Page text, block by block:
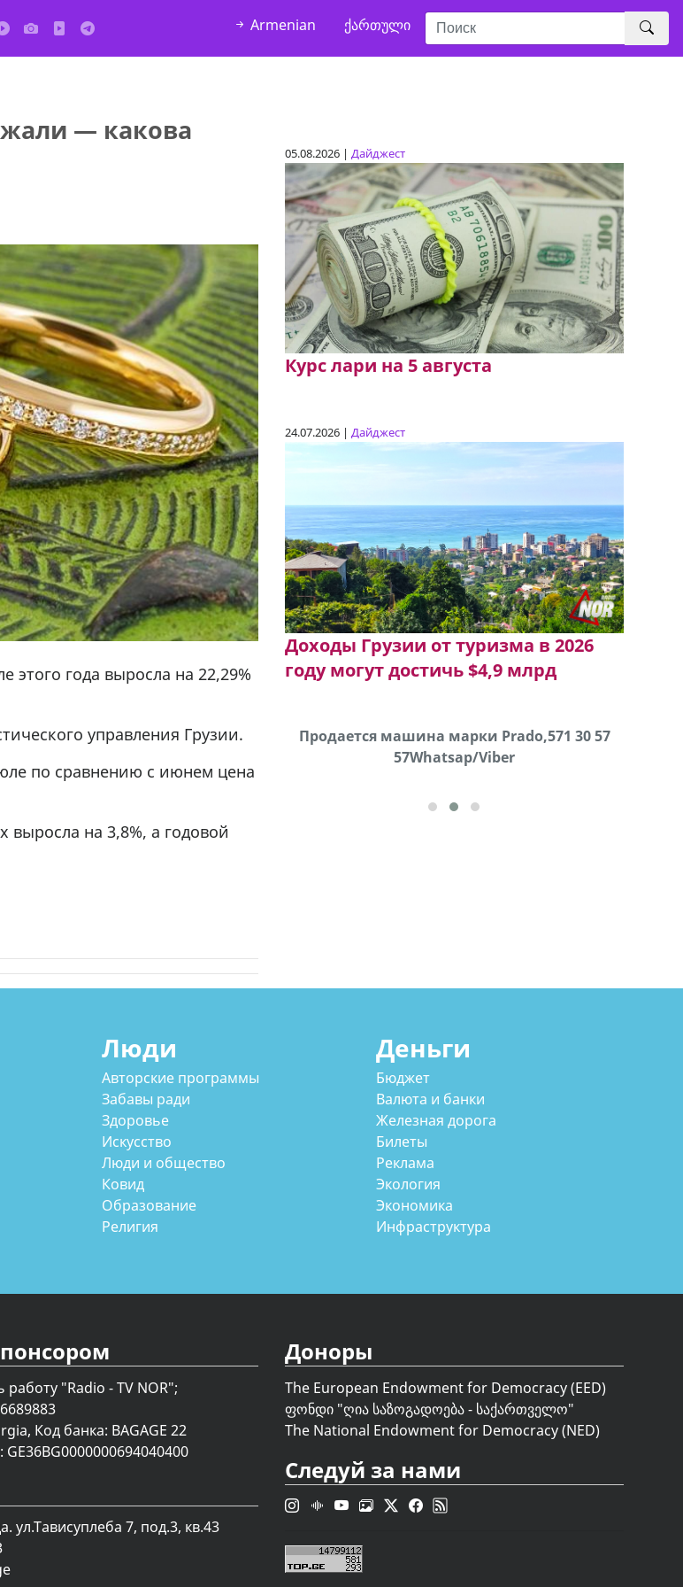
Armenian ქართული
— какова
года выросла на 22,29%
управления Грузии.
по сравнению с июнем цена
на 3,8%, а годовой
05.08.2026 | Дайджест
Курс лари на 5 августа
24.07.2026 | Дайджест
Доходы Грузии от туризма в 2026
году могут достичь $4,9 млрд
Продается машина марки Prado,571 30 57
57Whatsap/Viber
Продаются грабли под лощадь ,+995 551 08 62
72
Люди
Авторские программы
Забавы ради
Здоровье
Искусство
Люди и общество
Ковид
Образование
Религия
Деньги
Бюджет
Валюта и банки
Железная дорога
Билеты
Реклама
Экология
Экономика
Инфраструктура
"Radio - TV NOR";
Код банка: BAGAGE 22
GE36BG0000000694040400
ул.Тависуплеба 7, под.3, кв.43
Доноры
The European Endowment for Democracy (EED)
ფონდი "ღია საზოგადოება - საქართველო"
The National Endowment for Democracy (NED)
Следуй за нами